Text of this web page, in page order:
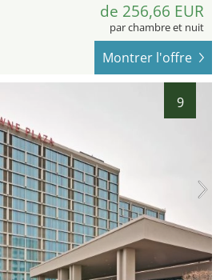
de 256,66 EUR
par chambre et nuit
Montrer l'offre
9